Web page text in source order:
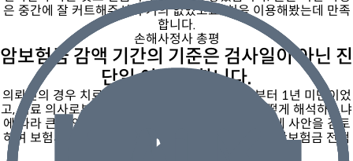
은 중간에 잘 커트해주셔서 거의 없었고요. 처음 이용해봤는데 만족
합니다.
손해사정사 총평
암보험금 감액 기간의 기준은 검사일이 아닌 진
단일 이어야 합니다.
의뢰인의 경우 치료일 및 검사일은 보험가입일로부터 1년 미만이었
고, 치료 의사로부터 확정진단은 1년이 초과하여 어떻게 해석하느냐
에 따라 큰 금액이 달라지는 사건이었습니다. 꼼꼼하게 사안을 검토
하여 보험사에 약관 규정을 손해사정 하였고, 결과 일반보험금 전액
을 인정 받을 수 있었습니다.